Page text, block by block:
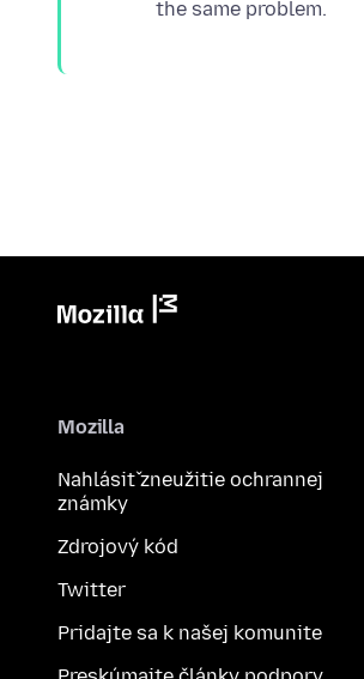
Mozilla
Nahlásiť zneužitie ochrannej
známky
Zdrojový kód
Twitter
Pridajte sa k našej komunite